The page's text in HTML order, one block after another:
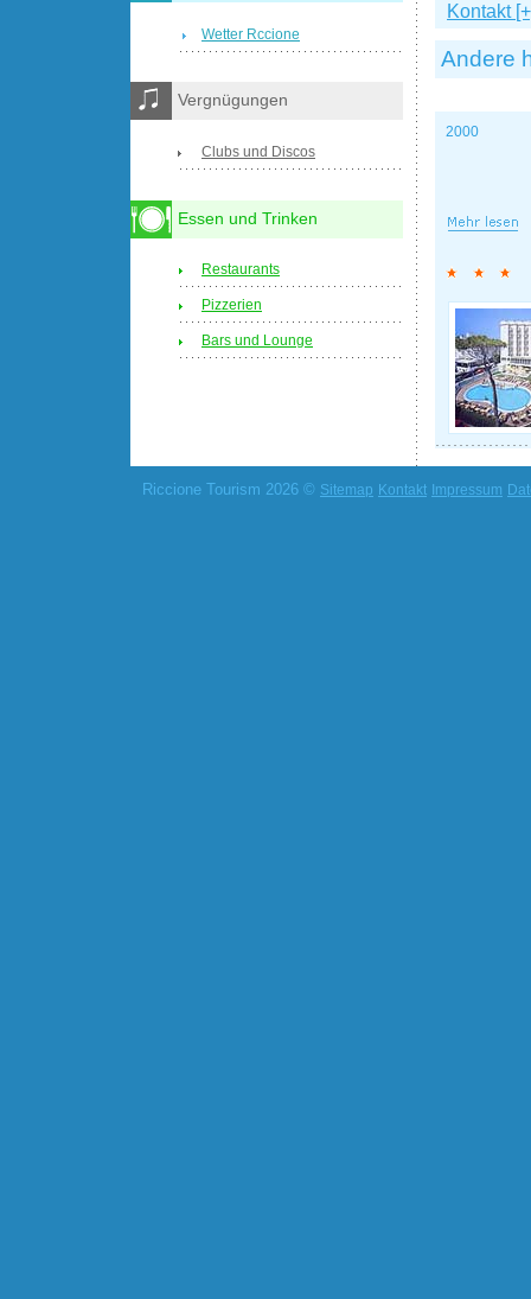
Kontakt
Andere
2000
Wetter Rccione
Vergnügungen
Clubs und Discos
Essen und Trinken
Restaurants
Pizzerien
Bars und Lounge
Riccione Tourism 2026 © Sitemap Kontakt Impressum